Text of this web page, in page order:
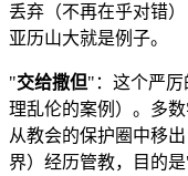
丢弃（不再在乎对错
亚历山大就是例子。
"交给撒但"：这个严厉
理乱伦的案例）。多
从教会的保护圈中移
界）经历管教，目的